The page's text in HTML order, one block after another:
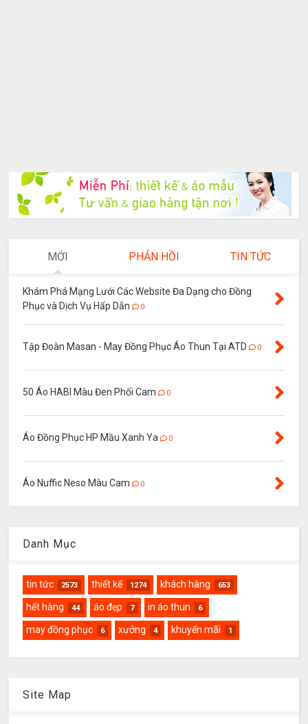
MỚI PHẢN HỒI TIN TỨC
Khám Phá Mạng Lưới Các Website Đa Dạng cho Đồng
Phục và Dịch Vụ Hấp Dẫn
0
Tập Đoàn Masan - May Đồng Phục Áo Thun Tại ATD 0
50 Áo HABI Màu Đen Phối Cam 0
Áo Đồng Phục HP Mầu Xanh Ya 0
Áo Nuffic Neso Màu Cam 0
Danh Mục
tin tức 2573 thiết kế 1274 khách hàng 653
hết hàng 44 áo đẹp 7 in áo thun 6
may đồng phục 6 xưởng 4 khuyến mãi 1
Site Map